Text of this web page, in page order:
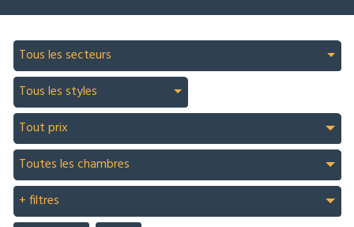
Tous les secteurs
Tous les styles
Tout prix
Toutes les chambres
+ filtres